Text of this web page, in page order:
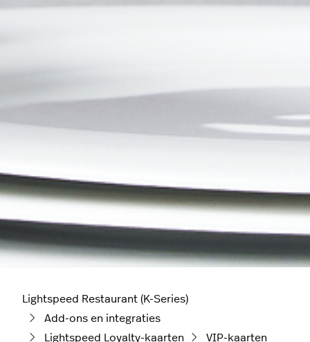
Lightspeed Restaurant (K-Series)
Add-ons en integraties
Lightspeed Loyalty-kaarten
VIP-kaarten